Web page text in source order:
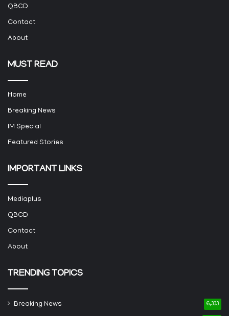
QBCD
Contact
About
MUST READ
Home
Breaking News
IM Special
Featured Stories
IMPORTANT LINKS
Mediaplus
QBCD
Contact
About
TRENDING TOPICS
Breaking News 6,333